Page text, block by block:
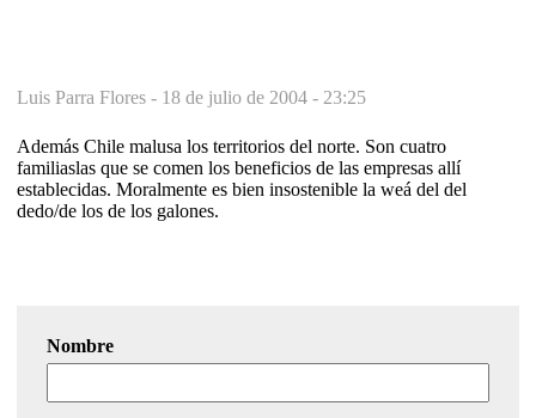
Luis Parra Flores - 18 de julio de 2004 - 23:25
Además Chile malusa los territorios del norte. Son cuatro
familiaslas que se comen los beneficios de las empresas allí
establecidas. Moralmente es bien insostenible la weá del del
dedo/de los de los galones.
Nombre